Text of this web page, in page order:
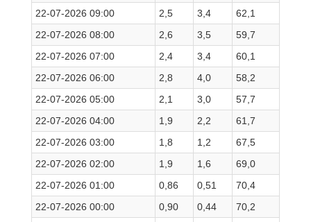
22-07-2026 09:00
2,5 3,4
62,1
22-07-2026 08:00
2,6 3,5
59,7
22-07-2026 07:00
2,4 3,4
60,1
22-07-2026 06:00
2,8 4,0
58,2
22-07-2026 05:00
2,1 3,0
57,7
22-07-2026 04:00
1,9 2,2
61,7
22-07-2026 03:00
1,8 1,2
67,5
22-07-2026 02:00
1,9 1,6
69,0
22-07-2026 01:00
0,86 0,51
70,4
22-07-2026 00:00
0,90 0,44
70,2